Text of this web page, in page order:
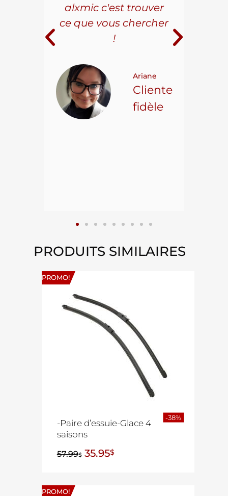
alxmic c'est trouver
ce que vous chercher
!
Ariane
Cliente
fidèle
PRODUITS SIMILAIRES
PROMO!
-Paire d’essuie-Glace 4
saisons
57.99$ 35.95$
-38%
PROMO!